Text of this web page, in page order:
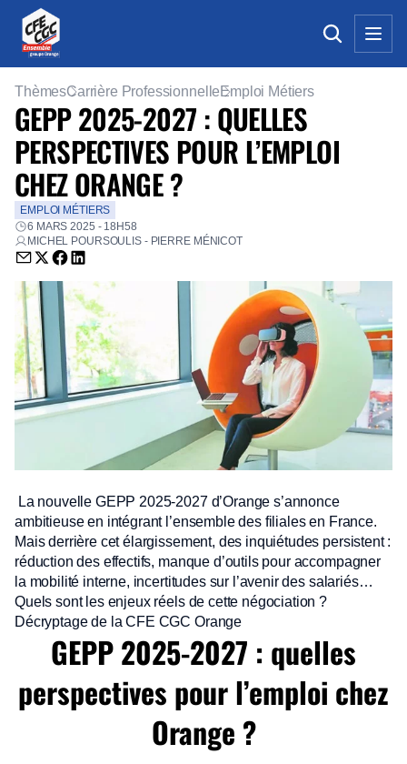
ThèmesCarrière Professionnelle Emploi Métiers
GEPP 2025-2027 : QUELLES
PERSPECTIVES POUR L’EMPLOI
CHEZ ORANGE ?
EMPLOI MÉTIERS
6 MARS 2025 - 18H58
MICHEL POURSOULIS - PIERRE MÉNICOT
Envoyer par email (nouvelle fenêtre)
Partager sur Twitter (nouvelle fenêtre)
Partager sur Facebook (nouvelle fenêtre)
Partager sur LinkedIn (nouvelle fenêtre)
La nouvelle GEPP 2025-2027 d’Orange s’annonce
ambitieuse en intégrant l’ensemble des filiales en France.
Mais derrière cet élargissement, des inquiétudes persistent :
réduction des effectifs, manque d’outils pour accompagner
la mobilité interne, incertitudes sur l’avenir des salariés…
Quels sont les enjeux réels de cette négociation ?
Décryptage de la CFE CGC Orange
GEPP 2025-2027 : quelles
perspectives pour l’emploi chez
Orange ?